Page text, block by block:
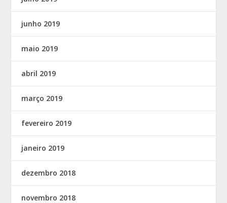
junho 2019
maio 2019
abril 2019
março 2019
fevereiro 2019
janeiro 2019
dezembro 2018
novembro 2018